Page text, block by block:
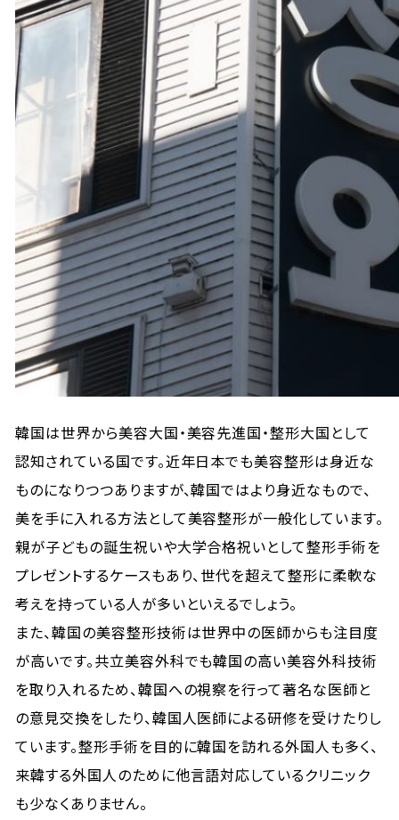
韓国は世界から美容大国・美容先進国・整形大国として
認知されている国です。近年日本でも美容整形は身近な
ものになりつつありますが、韓国ではより身近なもので、
美を手に入れる方法として美容整形が一般化しています。
親が子どもの誕生祝いや大学合格祝いとして整形手術を
プレゼントするケースもあり、世代を超えて整形に柔軟な
考えを持っている人が多いといえるでしょう。
また、韓国の美容整形技術は世界中の医師からも注目度
が高いです。共立美容外科でも韓国の高い美容外科技術
を取り入れるため、韓国への視察を行って著名な医師と
の意見交換をしたり、韓国人医師による研修を受けたりし
ています。整形手術を目的に韓国を訪れる外国人も多く、
来韓する外国人のために他言語対応しているクリニック
も少なくありません。